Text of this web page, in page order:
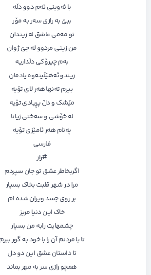
با ئەوینی ئەم دوو دڵە
ببێ بە رازی سەر بە مۆر
تو مەمی عاشق له زیندان
من زینی مردوو لە جێ ژوان
بەم چیرۆکی دڵداریە
زیندو ئەھێڵینەوە یادمان
بیرم تەنھا ھەر لای تۆیە
مێشک و دڵ پڕیادی تۆیە
لە خۆشی و سەختی ژیانا
پەنام ھەر ئامێزی تۆیە
فارسی
#راز
اگربخاطر عشق تو جان سپردم
مرا در شهر قلبت بخاک بسپار
بر روی جسد ویران شده ام
خاک این دنیا مریز
چشمهایت رابه من بسپار
تا با مردنم آن را با خود به گور ببرم
تا داستان عشق این دو دل
همچو رازی سر به مهر بماند